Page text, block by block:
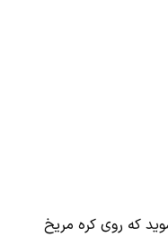
که روی کره مریخ